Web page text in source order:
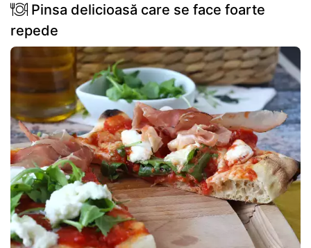
Pinsa delicioasă care se face foarte
repede